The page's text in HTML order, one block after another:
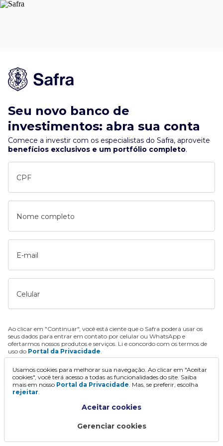
Seu novo banco de
investimentos: abra sua conta
Comece a investir com os especialistas do Safra, aproveite
benefícios exclusivos e um portfólio completo.
CPF
Nome completo
E-mail
Celular
Ao clicar em "Continuar", você está ciente que o Safra poderá usar os
seus dados para entrar em contato por celular ou WhatsApp e
ofertarmos nossos produtos e serviços. Li e concordo com os termos de
uso do Portal da Privacidade.
Continuar
Usamos cookies para melhorar sua navegação. Ao clicar em "Aceitar
cookies", você terá acesso a todas as funcionalidades do site. Saiba
mais em nosso Portal da Privacidade. Mas, se preferir, escolha
rejeitar.
Aceitar cookies
Gerenciar cookies